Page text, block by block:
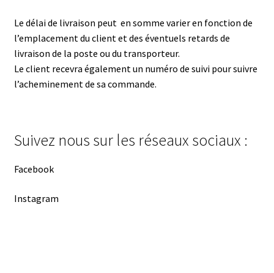
Le délai de livraison peut en somme varier en fonction de
l’emplacement du client et des éventuels retards de
livraison de la poste ou du transporteur.
Le client recevra également un numéro de suivi pour suivre
l’acheminement de sa commande.
Suivez nous sur les réseaux sociaux :
Facebook
Instagram